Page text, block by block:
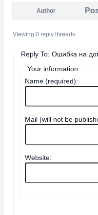
Author
Viewing 0 reply threads
Reply To: Ошибка на
Your information:
Name (required):
Mail (will not be
Website: